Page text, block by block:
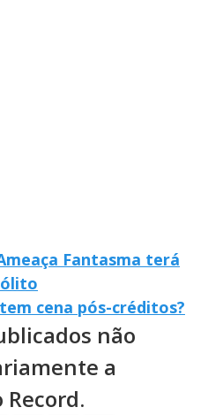
Fantasma terá
cena pós-créditos?
não
a